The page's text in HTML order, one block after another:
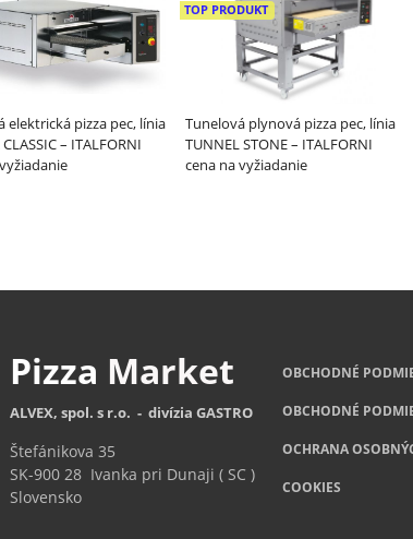
elektrická pizza pec, línia
– ITALFORNI
Tunelová plynová pizza pec, línia
TUNNEL STONE – ITALFORNI
TOP PRODUKT
cena na vyžiadanie
Pizza Market
ALVEX, spol. s r.o. - divízia GASTRO
Štefánikova 35
SK-900 28 Ivanka pri Dunaji ( SC )
Slovensko
OBCHODNÉ
OBCHODNÉ
OCHRANA
COOKIES